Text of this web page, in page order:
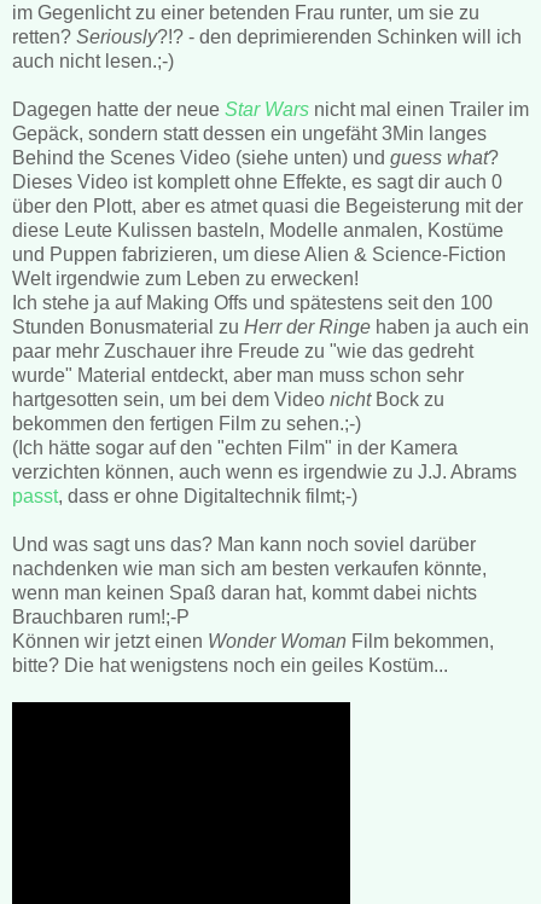
im Gegenlicht zu einer betenden Frau runter, um sie zu
retten? Seriously?!? - den deprimierenden Schinken will ich
auch nicht lesen.;-)
Dagegen hatte der neue Star Wars nicht mal einen Trailer im
Gepäck, sondern statt dessen ein ungefäht 3Min langes
Behind the Scenes Video (siehe unten) und guess what?
Dieses Video ist komplett ohne Effekte, es sagt dir auch 0
über den Plott, aber es atmet quasi die Begeisterung mit der
diese Leute Kulissen basteln, Modelle anmalen, Kostüme
und Puppen fabrizieren, um diese Alien & Science-Fiction
Welt irgendwie zum Leben zu erwecken!
Ich stehe ja auf Making Offs und spätestens seit den 100
Stunden Bonusmaterial zu Herr der Ringe haben ja auch ein
paar mehr Zuschauer ihre Freude zu "wie das gedreht
wurde" Material entdeckt, aber man muss schon sehr
hartgesotten sein, um bei dem Video nicht Bock zu
bekommen den fertigen Film zu sehen.;-)
(Ich hätte sogar auf den "echten Film" in der Kamera
verzichten können, auch wenn es irgendwie zu J.J. Abrams
passt, dass er ohne Digitaltechnik filmt;-)
Und was sagt uns das? Man kann noch soviel darüber
nachdenken wie man sich am besten verkaufen könnte,
wenn man keinen Spaß daran hat, kommt dabei nichts
Brauchbaren rum!;-P
Können wir jetzt einen Wonder Woman Film bekommen,
bitte? Die hat wenigstens noch ein geiles Kostüm...